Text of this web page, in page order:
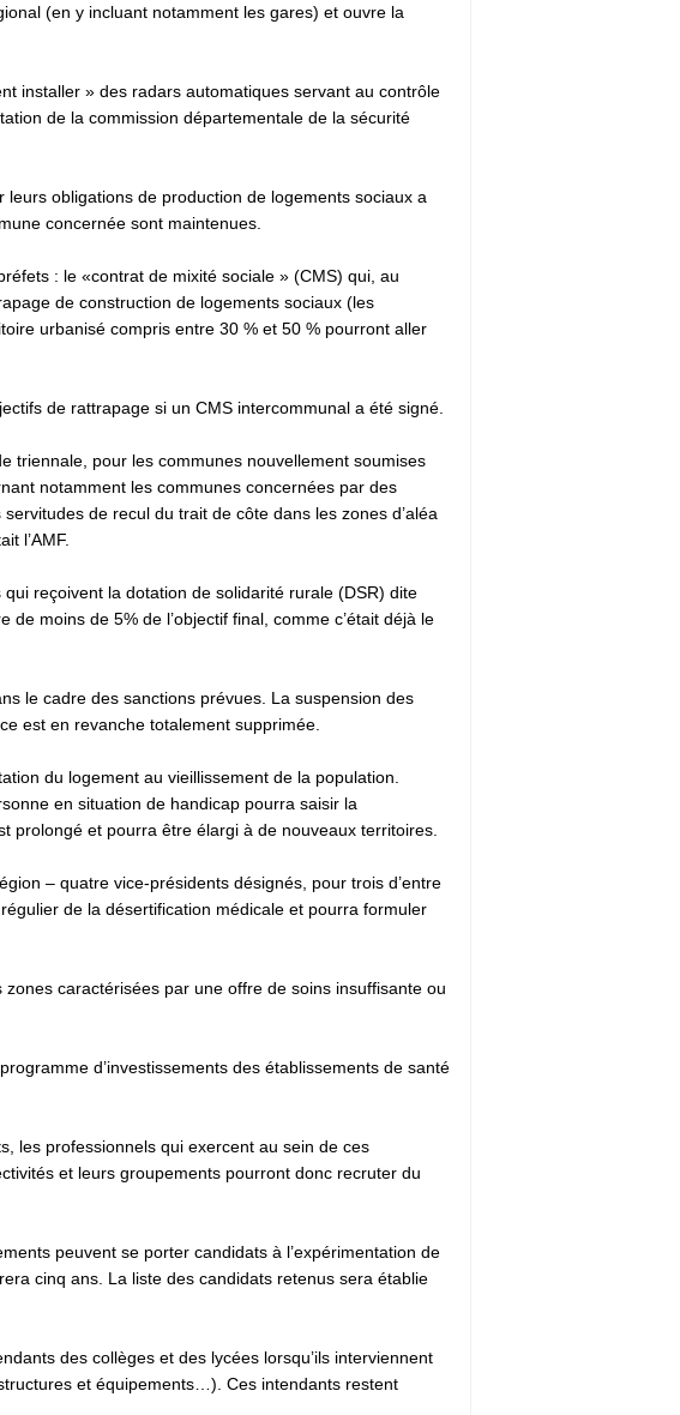
(en y incluant notamment les gares) et ouvre la
installer » des radars automatiques servant au contrôle
de la commission départementale de la sécurité
leurs obligations de production de logements sociaux a
concernée sont maintenues.
: le «contrat de mixité sociale » (CMS) qui, au
de construction de logements sociaux (les
urbanisé compris entre 30 % et 50 % pourront aller
de rattrapage si un CMS intercommunal a été signé.
triennale, pour les communes nouvellement soumises
notamment les communes concernées par des
de recul du trait de côte dans les zones d’aléa
l’AMF.
reçoivent la dotation de solidarité rurale (DSR) dite
moins de 5% de l’objectif final, comme c’était déjà le
le cadre des sanctions prévues. La suspension des
est en revanche totalement supprimée.
du logement au vieillissement de la population.
en situation de handicap pourra saisir la
prolongé et pourra être élargi à de nouveaux territoires.
– quatre vice-présidents désignés, pour trois d’entre
de la désertification médicale et pourra formuler
caractérisées par une offre de soins insuffisante ou
d’investissements des établissements de santé
les professionnels qui exercent au sein de ces
et leurs groupements pourront donc recruter du
peuvent se porter candidats à l’expérimentation de
cinq ans. La liste des candidats retenus sera établie
des collèges et des lycées lorsqu’ils interviennent
et équipements…). Ces intendants restent